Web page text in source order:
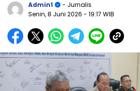
Admin1
- Jurnalis
Senin, 8 Juni 2026 - 19:17 WIB